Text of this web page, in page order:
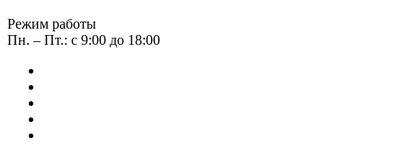
Режим работы
Пн. – Пт.: с 9:00 до 18:00